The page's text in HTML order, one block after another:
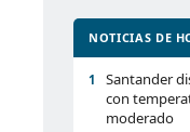
NOTICIAS DE
1
Santander
con
moderado